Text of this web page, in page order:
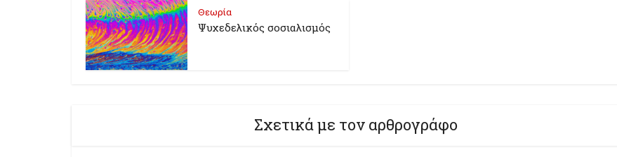
Θεωρία
Ψυχεδελικός σοσιαλισμός
Σχετικά με τον αρθρογράφο